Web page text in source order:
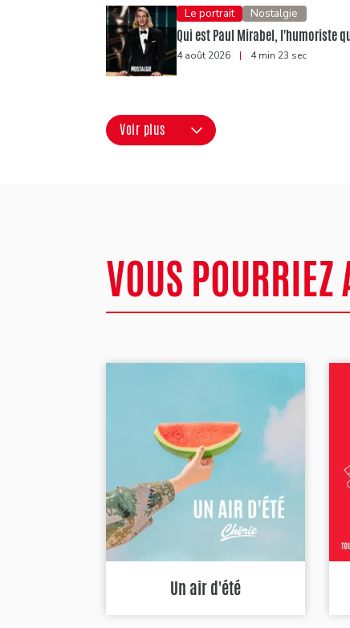
Le portrait Nostalgie
Qui est Paul Mirabel, l'humoriste
4 août 2026 | 4 min 23 sec
Voir plus
VOUS
Un air d'été